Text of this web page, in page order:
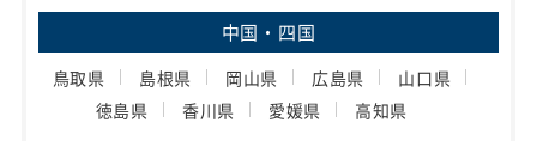
中国・四国
鳥取県 島根県 岡山県 広島県
山口県
徳島県
香川県 愛媛県 高知県